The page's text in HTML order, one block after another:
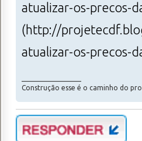
atualizar-os-precos-
(http://
atualizar-os-precos-
Construção esse é o caminho do